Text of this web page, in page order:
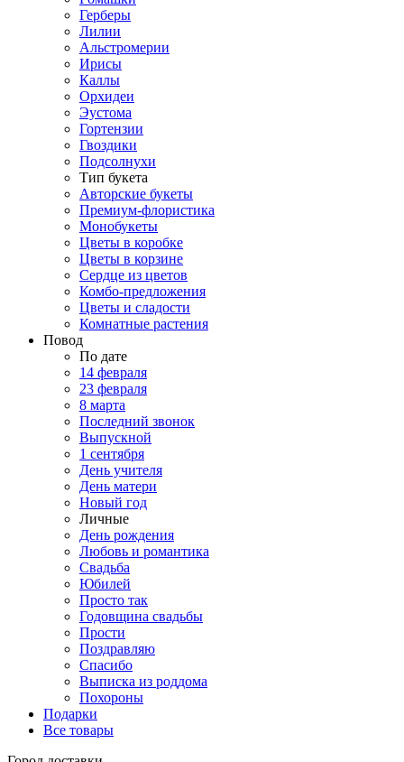
Герберы
Лилии
Альстромерии
Ирисы
Каллы
Орхидеи
Эустома
Гортензии
Гвоздики
Подсолнухи
Тип букета
Авторские букеты
Премиум-флористика
Монобукеты
Цветы в коробке
Цветы в корзине
Сердце из цветов
Комбо-предложения
Цветы и сладости
Комнатные растения
Повод
По дате
14 февраля
23 февраля
8 марта
Последний звонок
Выпускной
1 сентября
День учителя
День матери
Новый год
Личные
День рождения
Любовь и романтика
Свадьба
Юбилей
Просто так
Годовщина свадьбы
Прости
Поздравляю
Спасибо
Выписка из роддома
Похороны
Подарки
Все товары